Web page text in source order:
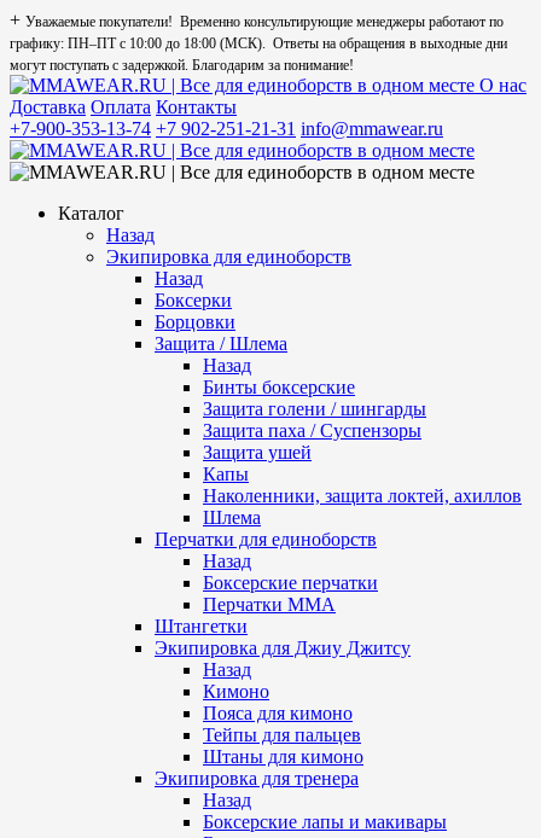
+ Уважаемые покупатели! Временно консультирующие менеджеры работают по
графику: ПН–ПТ с 10:00 до 18:00 (МСК). Ответы на обращения в выходные дни
могут поступать с задержкой. Благодарим за понимание!
О нас
Доставка Оплата Контакты
+7-900-353-13-74 +7 902-251-21-31 info@mmawear.ru
Каталог
Назад
Экипировка для единоборств
Назад
Боксерки
Борцовки
Защита / Шлема
Назад
Бинты боксерские
Защита голени / шингарды
Защита паха / Суспензоры
Защита ушей
Капы
Наколенники, защита локтей, ахиллов
Шлема
Перчатки для единоборств
Назад
Боксерские перчатки
Перчатки ММА
Штангетки
Экипировка для Джиу Джитсу
Назад
Кимоно
Пояса для кимоно
Тейпы для пальцев
Штаны для кимоно
Экипировка для тренера
Назад
Боксерские лапы и макивары